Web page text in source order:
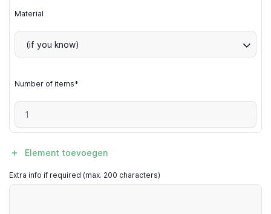
Material
(if you know)
Number of items*
Element toevoegen
Extra info if required (max. 200 characters)